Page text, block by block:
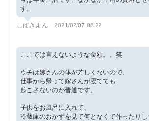
す。
しばきよん 2021/02/07 08:22
ここでは言えないような金額。。笑
ウチは嫁さんの体が芳しくないので、
仕事から帰って嫁さんが寝てても
起こさないのが普通です。
子供をお風呂に入れて、
冷蔵庫のおかずを見て何となくで作ったりし